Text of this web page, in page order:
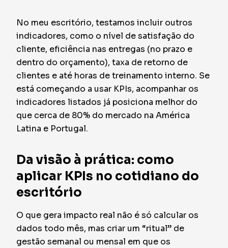
No meu escritório, testamos incluir outros
indicadores, como o nível de satisfação do
cliente, eficiência nas entregas (no prazo e
dentro do orçamento), taxa de retorno de
clientes e até horas de treinamento interno. Se
está começando a usar KPIs, acompanhar os
indicadores listados já posiciona melhor do
que cerca de 80% do mercado na América
Latina e Portugal.
Da visão à prática: como
aplicar KPIs no cotidiano do
escritório
O que gera impacto real não é só calcular os
dados todo mês, mas criar um “ritual” de
gestão semanal ou mensal em que os